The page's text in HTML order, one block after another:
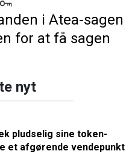
i Atea-sagen
for at få sagen
nyt
pludselig sine token-
et afgørende vendepunkt